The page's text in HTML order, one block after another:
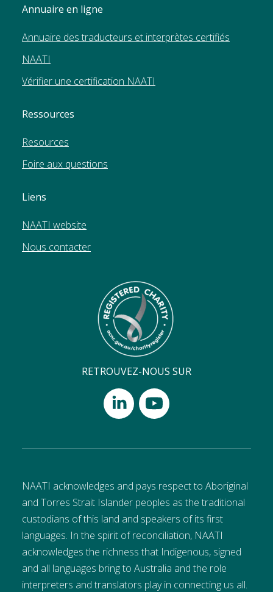
Annuaire en ligne
Annuaire des traducteurs et interprètes certifiés
NAATI
Vérifier une certification NAATI
Ressources
Resources
Foire aux questions
Liens
NAATI website
Nous contacter
RETROUVEZ-NOUS SUR
NAATI acknowledges and pays respect to Aboriginal
and Torres Strait Islander peoples as the traditional
custodians of this land and speakers of its first
languages. In the spirit of reconciliation, NAATI
acknowledges the richness that Indigenous, signed
and all languages bring to Australia and the role
interpreters and translators play in connecting us all.